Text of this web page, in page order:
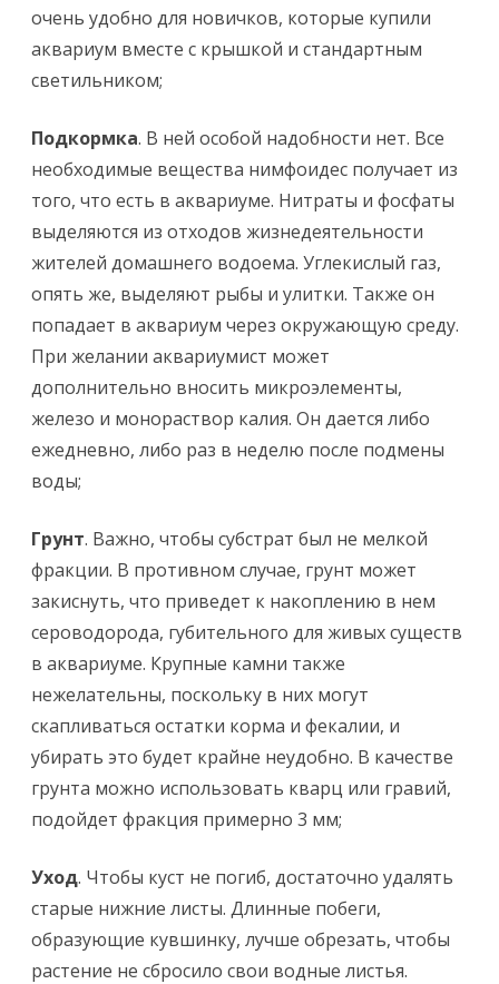
очень удобно для новичков, которые купили
аквариум вместе с крышкой и стандартным
светильником;
Подкормка. В ней особой надобности нет. Все
необходимые вещества нимфоидес получает из
того, что есть в аквариуме. Нитраты и фосфаты
выделяются из отходов жизнедеятельности
жителей домашнего водоема. Углекислый газ,
опять же, выделяют рыбы и улитки. Также он
попадает в аквариум через окружающую среду.
При желании аквариумист может
дополнительно вносить микроэлементы,
железо и монораствор калия. Он дается либо
ежедневно, либо раз в неделю после подмены
воды;
Грунт. Важно, чтобы субстрат был не мелкой
фракции. В противном случае, грунт может
закиснуть, что приведет к накоплению в нем
сероводорода, губительного для живых существ
в аквариуме. Крупные камни также
нежелательны, поскольку в них могут
скапливаться остатки корма и фекалии, и
убирать это будет крайне неудобно. В качестве
грунта можно использовать кварц или гравий,
подойдет фракция примерно 3 мм;
Уход. Чтобы куст не погиб, достаточно удалять
старые нижние листы. Длинные побеги,
образующие кувшинку, лучше обрезать, чтобы
растение не сбросило свои водные листья.